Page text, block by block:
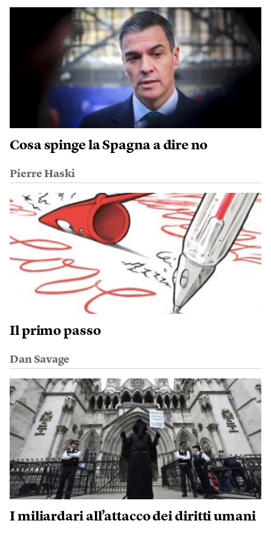
Cosa spinge la Spagna a dire no
Pierre Haski
Il primo passo
Dan Savage
I miliardari all’attacco dei diritti umani